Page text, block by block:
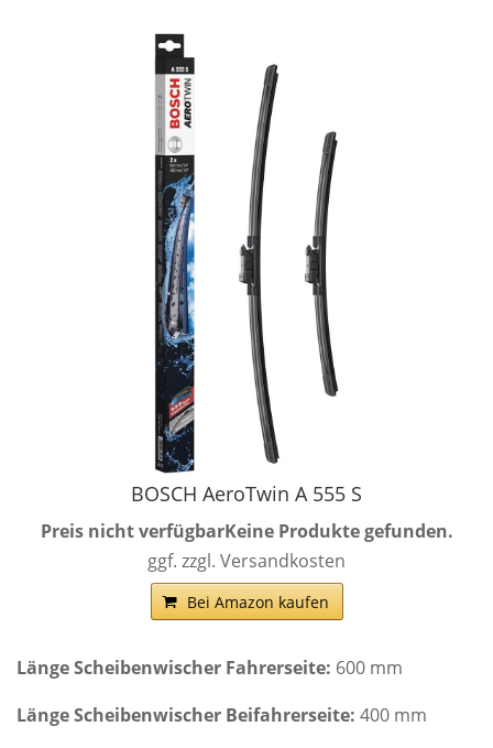
BOSCH AeroTwin A 555 S
Preis nicht verfügbarKeine Produkte gefunden.
ggf. zzgl. Versandkosten
Bei Amazon kaufen
Länge Scheibenwischer Fahrerseite: 600 mm
Länge Scheibenwischer Beifahrerseite: 400 mm